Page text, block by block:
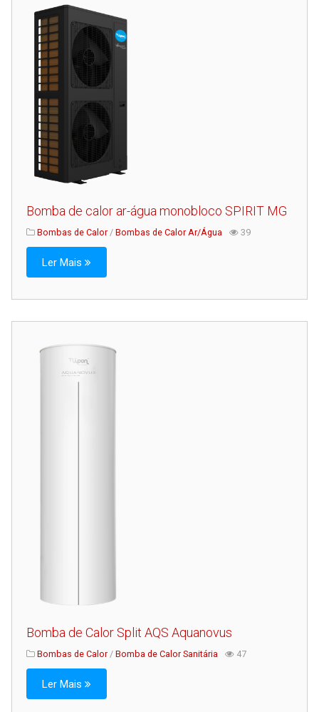
Ferramentas
Permutadores de Placas
Serviços
Assistência Técnica
Centro de Formação
Gabinete de Engenharia
Armazém e Logística
As Nossas Dicas
Novidades
Contactos
Bomba de calor ar-água monobloco SPIRIT MG
Bombas de Calor/ Bombas de Calor Ar/Água 39
Ler Mais
Bomba de Calor Split AQS Aquanovus
Bombas de Calor/ Bomba de Calor Sanitária 47
Ler Mais